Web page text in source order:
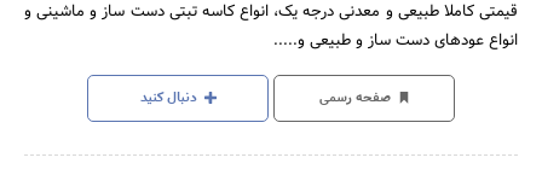
قیمتی کاملا طبیعی و معدنی درجه یک، انواع کاسه تبتی دست ساز و ماشینی و
انواع عودهای دست ساز و طبیعی و.....
صفحه رسمی دنبال کنید